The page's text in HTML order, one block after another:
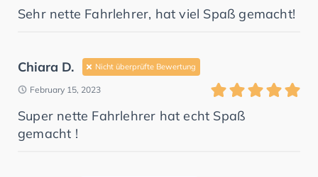
Sehr nette Fahrlehrer, hat viel Spaß gemacht!
Chiara D. Nicht überprüfte Bewertung
February 15, 2023
Super nette Fahrlehrer hat echt Spaß
gemacht !